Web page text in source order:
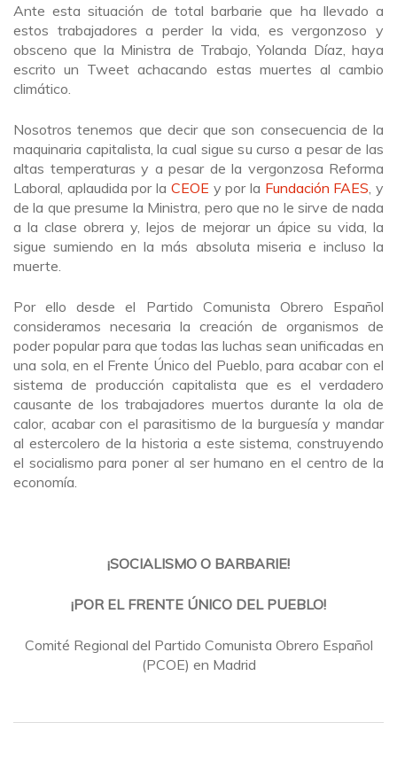
Ante esta situación de total barbarie que ha llevado a
estos trabajadores a perder la vida, es vergonzoso y
obsceno que la Ministra de Trabajo, Yolanda Díaz, haya
escrito un Tweet achacando estas muertes al cambio
climático.
Nosotros tenemos que decir que son consecuencia de la
maquinaria capitalista, la cual sigue su curso a pesar de las
altas temperaturas y a pesar de la vergonzosa Reforma
Laboral, aplaudida por la CEOE y por la Fundación FAES , y
de la que presume la Ministra, pero que no le sirve de nada
a la clase obrera y, lejos de mejorar un ápice su vida, la
sigue sumiendo en la más absoluta miseria e incluso la
muerte.
Por ello desde el Partido Comunista Obrero Español
consideramos necesaria la creación de organismos de
poder popular para que todas las luchas sean unificadas en
una sola, en el Frente Único del Pueblo, para acabar con el
sistema de producción capitalista que es el verdadero
causante de los trabajadores muertos durante la ola de
calor, acabar con el parasitismo de la burguesía y mandar
al estercolero de la historia a este sistema, construyendo
el socialismo para poner al ser humano en el centro de la
economía.
¡SOCIALISMO O BARBARIE!
¡POR EL FRENTE ÚNICO DEL PUEBLO!
Comité Regional del Partido Comunista Obrero Español
(PCOE) en Madrid